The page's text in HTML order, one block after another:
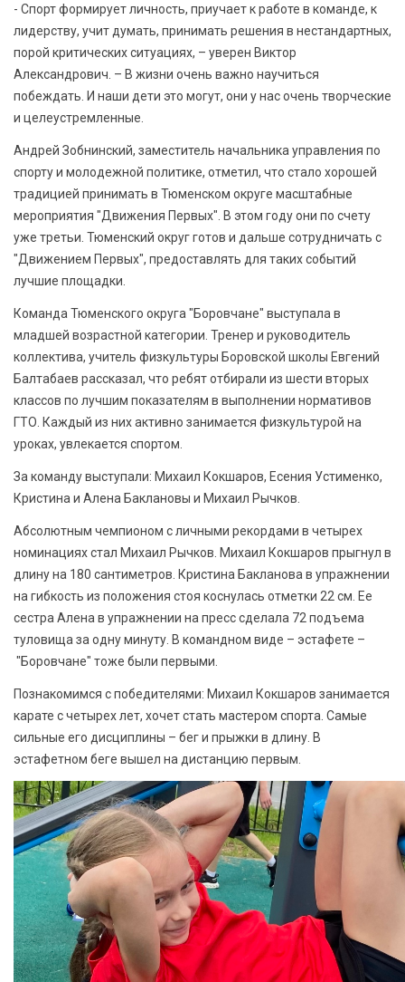
- Спорт формирует личность, приучает к работе в команде, к
лидерству, учит думать, принимать решения в нестандартных,
порой критических ситуациях, – уверен Виктор
Александрович. – В жизни очень важно научиться
побеждать. И наши дети это могут, они у нас очень творческие
и целеустремленные.
Андрей Зобнинский, заместитель начальника управления по
спорту и молодежной политике, отметил, что стало хорошей
традицией принимать в Тюменском округе масштабные
мероприятия "Движения Первых". В этом году они по счету
уже третьи. Тюменский округ готов и дальше сотрудничать с
"Движением Первых", предоставлять для таких событий
лучшие площадки.
Команда Тюменского округа "Боровчане" выступала в
младшей возрастной категории. Тренер и руководитель
коллектива, учитель физкультуры Боровской школы Евгений
Балтабаев рассказал, что ребят отбирали из шести вторых
классов по лучшим показателям в выполнении нормативов
ГТО. Каждый из них активно занимается физкультурой на
уроках, увлекается спортом.
За команду выступали: Михаил Кокшаров, Есения Устименко,
Кристина и Алена Баклановы и Михаил Рычков.
Абсолютным чемпионом с личными рекордами в четырех
номинациях стал Михаил Рычков. Михаил Кокшаров прыгнул в
длину на 180 сантиметров. Кристина Бакланова в упражнении
на гибкость из положения стоя коснулась отметки 22 см. Ее
сестра Алена в упражнении на пресс сделала 72 подъема
туловища за одну минуту. В командном виде – эстафете –
"Боровчане" тоже были первыми.
Познакомимся с победителями: Михаил Кокшаров занимается
карате с четырех лет, хочет стать мастером спорта. Самые
сильные его дисциплины – бег и прыжки в длину. В
эстафетном беге вышел на дистанцию первым.